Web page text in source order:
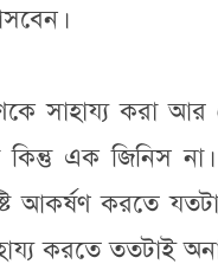
সাহায্য করা
এক জিনিস
আকর্ষণ করতে
করতে ততটাই